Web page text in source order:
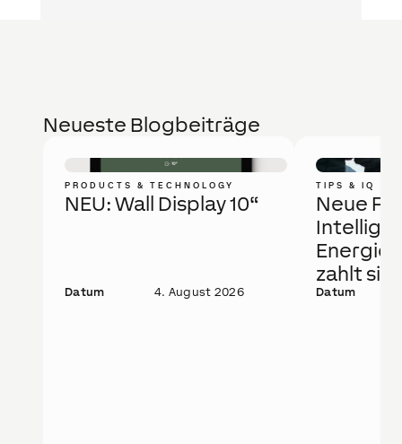
Neueste Blogbeiträge
PRODUCTS & TECHNOLOGY
NEU: Wall Display 10“
Datum 4. August 2026
TIPS & IQ
Neue
zahlt
Datum